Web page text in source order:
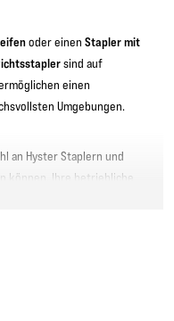
oder einen Stapler mit
sind auf
einen
Umgebungen.
an Hyster Staplern und
können, Ihre betriebliche
in industriellen